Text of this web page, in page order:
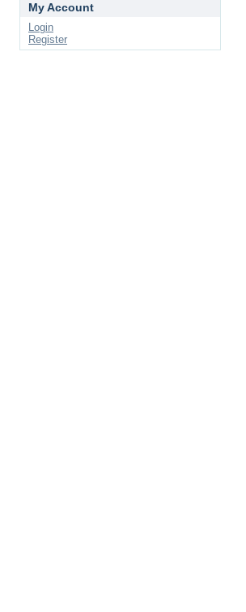
My Account
Login
Register